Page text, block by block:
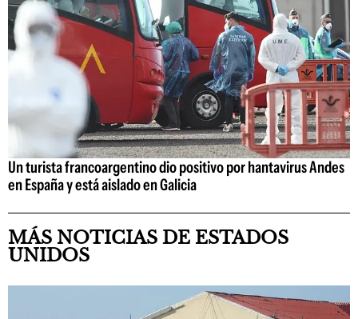
Un turista francoargentino dio positivo por hantavirus Andes
en España y está aislado en Galicia
MÁS NOTICIAS DE ESTADOS
UNIDOS